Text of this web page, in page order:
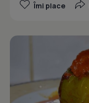
Îmi place